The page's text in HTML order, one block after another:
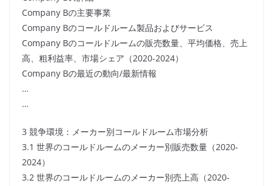
Company Bの主要事業
Company Bのコールドルーム製品およびサービス
Company Bのコールドルームの販売数量、平均価格、売上
高、粗利益率、市場シェア（2020-2024）
Company Bの最近の動向/最新情報
…
…
3 競争環境：メーカー別コールドルーム市場分析
3.1 世界のコールドルームのメーカー別販売数量（2020-
2024）
3.2 世界のコールドルームのメーカー別売上高（2020-